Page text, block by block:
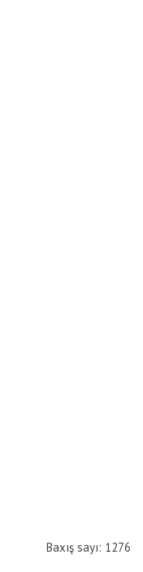
Baxış sayı: 1276